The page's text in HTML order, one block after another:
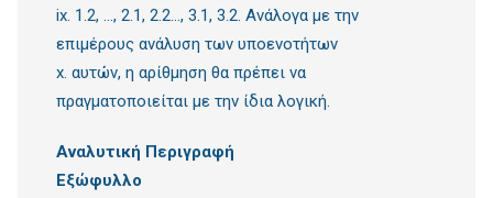
ix. 1.2, …, 2.1, 2.2…, 3.1, 3.2. Ανάλογα με την
επιμέρους ανάλυση των υποενοτήτων
x. αυτών, η αρίθμηση θα πρέπει να
πραγματοποιείται με την ίδια λογική.
Αναλυτική Περιγραφή
Εξώφυλλο